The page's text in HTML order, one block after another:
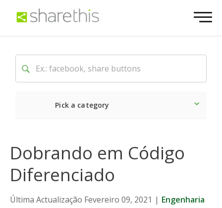
Pick a category
Dobrando em Código
Diferenciado
Última Actualização Fevereiro 09, 2021 | Engenharia